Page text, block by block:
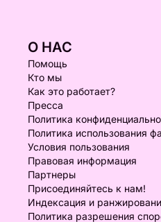
О НАС
Помощь
Кто мы
Как это работает?
Пресса
Политика
Политика использования
Условия пользования
Правовая информация
Партнеры
Присоединяйтесь к нам!
Индексация и
Политика разрешения